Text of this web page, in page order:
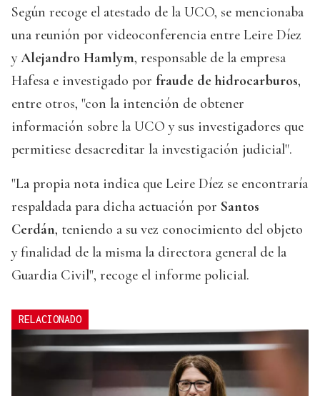
Según recoge el atestado de la UCO, se mencionaba
una reunión por videoconferencia entre Leire Díez
yAlejandro Hamlym, responsable de la empresa
Hafesa e investigado por fraude de hidrocarburos,
entre otros, "con la intención de obtener
información sobre la UCO y sus investigadores que
permitiese desacreditar la investigación judicial".
"La propia nota indica que Leire Díez se encontraría
respaldada para dicha actuación por Santos
Cerdán, teniendo a su vez conocimiento del objeto
y finalidad de la misma la directora general de la
Guardia Civil", recoge el informe policial.
RELACIONADO